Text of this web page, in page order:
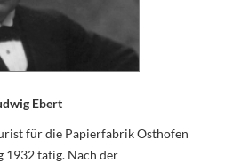
Ebert
für die Papierfabrik Osthofen
1932 tätig. Nach der